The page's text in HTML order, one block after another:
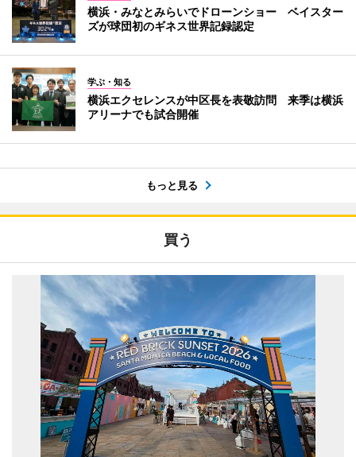
横浜・みなとみらいでドローンショー ベイスター
ズが球団初のギネス世界記録認定
学ぶ・知る
横浜エクセレンスが中区長を表敬訪問 来季は横浜
アリーナでも試合開催
もっと見る
買う